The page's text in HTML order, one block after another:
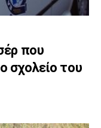
που
σχολείο του